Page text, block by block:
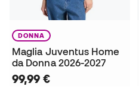
DONNA
Maglia Juventus Home
da Donna 2026-2027
99,99 €